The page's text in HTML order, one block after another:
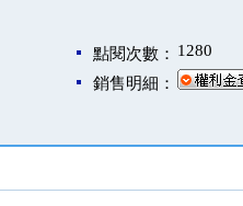
點閱次數： 1280
銷售明細：